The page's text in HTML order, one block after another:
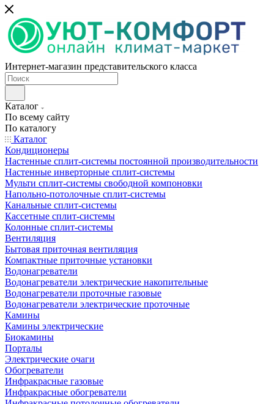
Интернет-магазин представительского класса
Каталог
По всему сайту
По каталогу
Каталог
Кондиционеры
Настенные сплит-системы постоянной производительности
Настенные инверторные сплит-системы
Мульти сплит-системы свободной компоновки
Напольно-потолочные сплит-системы
Канальные сплит-системы
Кассетные сплит-системы
Колонные сплит-системы
Вентиляция
Бытовая приточная вентиляция
Компактные приточные установки
Водонагреватели
Водонагреватели электрические накопительные
Водонагреватели проточные газовые
Водонагреватели электрические проточные
Камины
Камины электрические
Биокамины
Порталы
Электрические очаги
Обогреватели
Инфракрасные газовые
Инфракрасные обогреватели